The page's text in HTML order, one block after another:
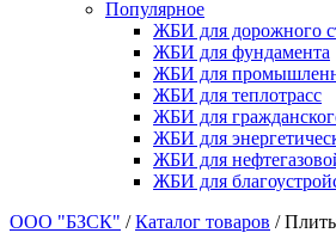
Популярное
ЖБИ для дорожного
ЖБИ для фундамента
ЖБИ для
ЖБИ для теплотрасс
ЖБИ для
ЖБИ для
ЖБИ для
ЖБИ для
ООО "БЗСК" /Каталог товаров /